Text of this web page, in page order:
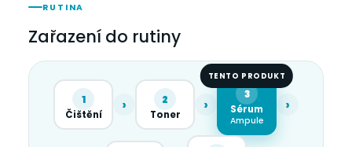
RUTINA
Zařazení do rutiny
1
Čištění
› 2
Toner
›
3
Sérum
Ampule
TENTO PRODUKT
›